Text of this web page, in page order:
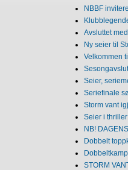
NBBF
Avsluttet
Ny seier til
Velkommen
Seier,
Seriefinale
Storm vant
Seier i
NB!
Dobbelt
STORM